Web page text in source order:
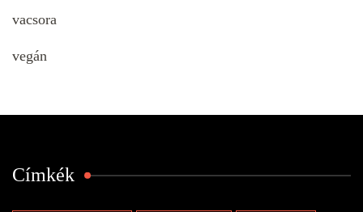
vacsora
vegán
Címkék